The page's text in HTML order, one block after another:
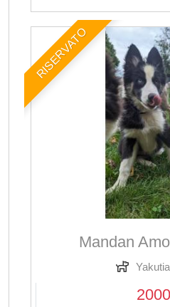
RISERVATO
Mandan